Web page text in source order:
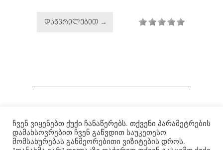
ᲓᲐᲬᲕᲠᲘᲚᲔᲑᲘᲗ →
Institute for War and Peace Reporting|ომისა და მშვიდობის
გაშუქების ინსტიტუტი| © 2007-2022
ჩვენ ვიყენებთ ქუქი ჩანაწერებს. თქვენი პარამეტრების
დამახსოვრებით ჩვენ გაწვდით საუკეთესო
მომსახურებას განმეორებითი ვიზიტების დროს.